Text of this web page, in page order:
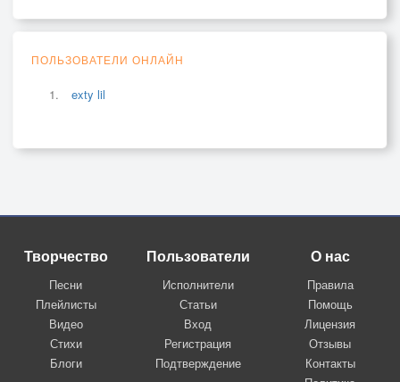
ПОЛЬЗОВАТЕЛИ ОНЛАЙН
exty lil
Творчество
Песни
Плейлисты
Видео
Стихи
Блоги
Пользователи
Исполнители
Статьи
Вход
Регистрация
Подтверждение
О нас
Правила
Помощь
Лицензия
Отзывы
Контакты